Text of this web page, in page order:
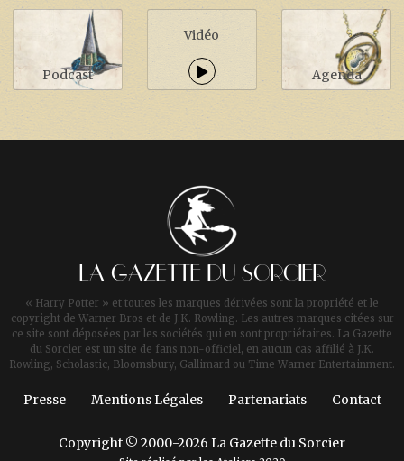
Podcast
Vidéo
Agenda
LA GAZETTE DU SORCIER
« Harry Potter » et toutes les marques dérivées sont la propriété et le
copyright de Warner Bros et de J.K. Rowling. Les autres marques citées sur
ce site sont déposées par les sociétés qui en sont propriétaires. La Gazette
du Sorcier est un site de fans non-officiel, en aucun cas affilié à J.K.
Rowling, Scholastic, Bloomsbury, Gallimard ou Time Warner Entertainment.
Presse Mentions Légales Partenariats Contact
Copyright © 2000-2026 La Gazette du Sorcier